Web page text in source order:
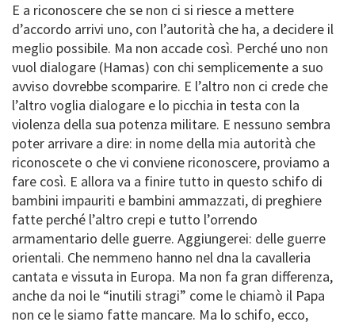
E a riconoscere che se non ci si riesce a mettere
d’accordo arrivi uno, con l’autorità che ha, a decidere il
meglio possibile. Ma non accade così. Perché uno non
vuol dialogare (Hamas) con chi semplicemente a suo
avviso dovrebbe scomparire. E l’altro non ci crede che
l’altro voglia dialogare e lo picchia in testa con la
violenza della sua potenza militare. E nessuno sembra
poter arrivare a dire: in nome della mia autorità che
riconoscete o che vi conviene riconoscere, proviamo a
fare così. E allora va a finire tutto in questo schifo di
bambini impauriti e bambini ammazzati, di preghiere
fatte perché l’altro crepi e tutto l’orrendo
armamentario delle guerre. Aggiungerei: delle guerre
orientali. Che nemmeno hanno nel dna la cavalleria
cantata e vissuta in Europa. Ma non fa gran differenza,
anche da noi le “inutili stragi” come le chiamò il Papa
non ce le siamo fatte mancare. Ma lo schifo, ecco,